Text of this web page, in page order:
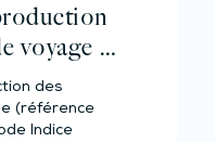
voyage –
des
(référence
Indice